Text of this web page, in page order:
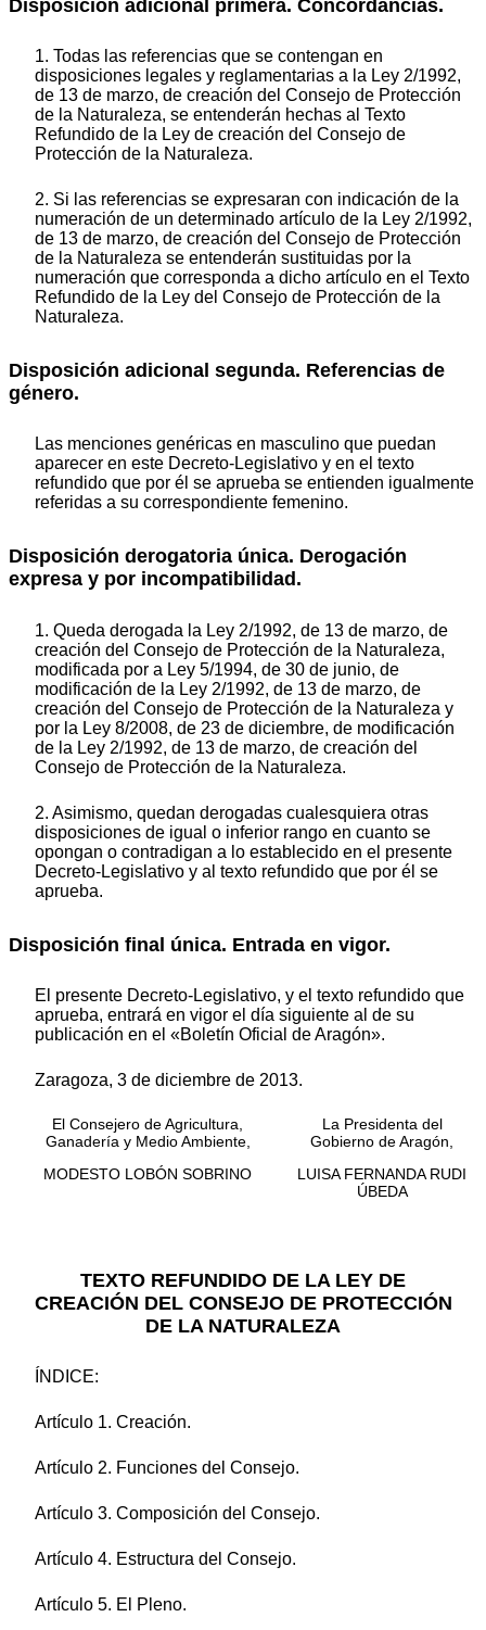
Disposición adicional primera. Concordancias.
1. Todas las referencias que se contengan en
disposiciones legales y reglamentarias a la Ley 2/1992,
de 13 de marzo, de creación del Consejo de Protección
de la Naturaleza, se entenderán hechas al Texto
Refundido de la Ley de creación del Consejo de
Protección de la Naturaleza.
2. Si las referencias se expresaran con indicación de la
numeración de un determinado artículo de la Ley 2/1992,
de 13 de marzo, de creación del Consejo de Protección
de la Naturaleza se entenderán sustituidas por la
numeración que corresponda a dicho artículo en el Texto
Refundido de la Ley del Consejo de Protección de la
Naturaleza.
Disposición adicional segunda. Referencias de
género.
Las menciones genéricas en masculino que puedan
aparecer en este Decreto-Legislativo y en el texto
refundido que por él se aprueba se entienden igualmente
referidas a su correspondiente femenino.
Disposición derogatoria única. Derogación
expresa y por incompatibilidad.
1. Queda derogada la Ley 2/1992, de 13 de marzo, de
creación del Consejo de Protección de la Naturaleza,
modificada por a Ley 5/1994, de 30 de junio, de
modificación de la Ley 2/1992, de 13 de marzo, de
creación del Consejo de Protección de la Naturaleza y
por la Ley 8/2008, de 23 de diciembre, de modificación
de la Ley 2/1992, de 13 de marzo, de creación del
Consejo de Protección de la Naturaleza.
2. Asimismo, quedan derogadas cualesquiera otras
disposiciones de igual o inferior rango en cuanto se
opongan o contradigan a lo establecido en el presente
Decreto-Legislativo y al texto refundido que por él se
aprueba.
Disposición final única. Entrada en vigor.
El presente Decreto-Legislativo, y el texto refundido que
aprueba, entrará en vigor el día siguiente al de su
publicación en el «Boletín Oficial de Aragón».
Zaragoza, 3 de diciembre de 2013.
El Consejero de Agricultura,
Ganadería y Medio Ambiente,
La Presidenta del
Gobierno de Aragón,
MODESTO LOBÓN SOBRINO
LUISA FERNANDA RUDI
ÚBEDA
TEXTO REFUNDIDO DE LA LEY DE
CREACIÓN DEL CONSEJO DE PROTECCIÓN
DE LA NATURALEZA
ÍNDICE:
Artículo 1. Creación.
Artículo 2. Funciones del Consejo.
Artículo 3. Composición del Consejo.
Artículo 4. Estructura del Consejo.
Artículo 5. El Pleno.